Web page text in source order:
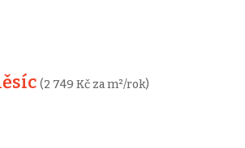
(2 749 Kč za m²/rok)